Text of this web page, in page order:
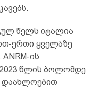
წელს იტალია
ერთი ყველაზე
ის
წლის ბოლომდე
დაახლოებით